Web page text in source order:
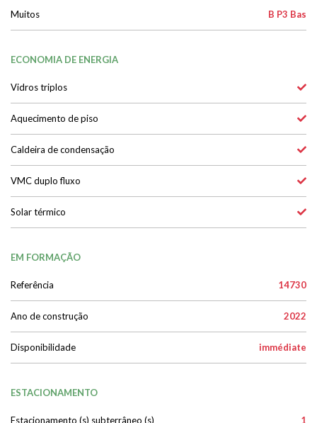
Muitos B P3 Bas
ECONOMIA DE ENERGIA
Vidros triplos
Aquecimento de piso
Caldeira de condensação
VMC duplo fluxo
Solar térmico
EM FORMAÇÃO
Referência 14730
Ano de construção 2022
Disponibilidade immédiate
ESTACIONAMENTO
Estacionamento (s) subterrâneo (s) 1